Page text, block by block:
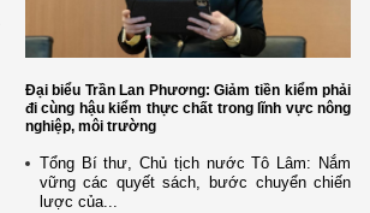
Đại biểu Trần Lan Phương: Giảm tiền kiểm phải
đi cùng hậu kiểm thực chất trong lĩnh vực nông
nghiệp, môi trường
Tổng Bí thư, Chủ tịch nước Tô Lâm: Nắm
vững các quyết sách, bước chuyển chiến
lược của...